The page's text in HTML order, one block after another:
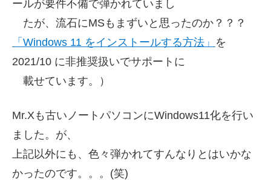
ールが要件不備で弾かれていまし
たが、 流石にMSもまずいと思ったのか？？？
「Windows 11 をインストールする方法」 を
2021/10 に非推奨扱いでサポートに
載せています。）
Mr.Xも古いノートパソコンにWindows11化を行い
ました。が、
上記以外にも、色々弾かれてすんなりとはいかな
かったのです。。。(笑)